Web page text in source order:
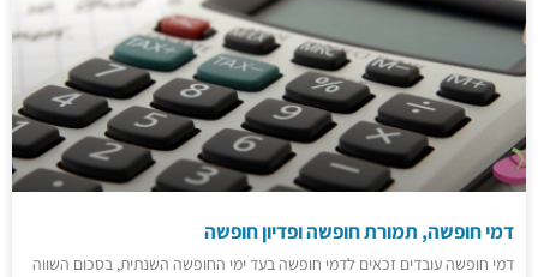
דמי חופשה, תמורת חופשה ופדיון חופשה
דמי חופשה עובדים זכאים לדמי חופשה בעד ימי החופשה השנתית, בסכום השווה